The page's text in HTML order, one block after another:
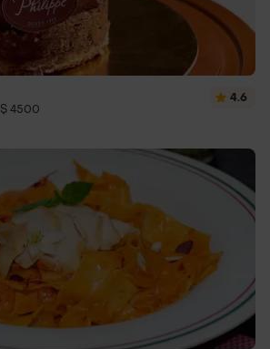
$ 4500
4.6